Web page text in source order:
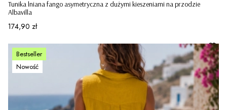
Tunika lniana fango asymetryczna z dużymi kieszeniami na przodzie
Albavilla
Cena
174,90 zł
Bestseller
Nowość